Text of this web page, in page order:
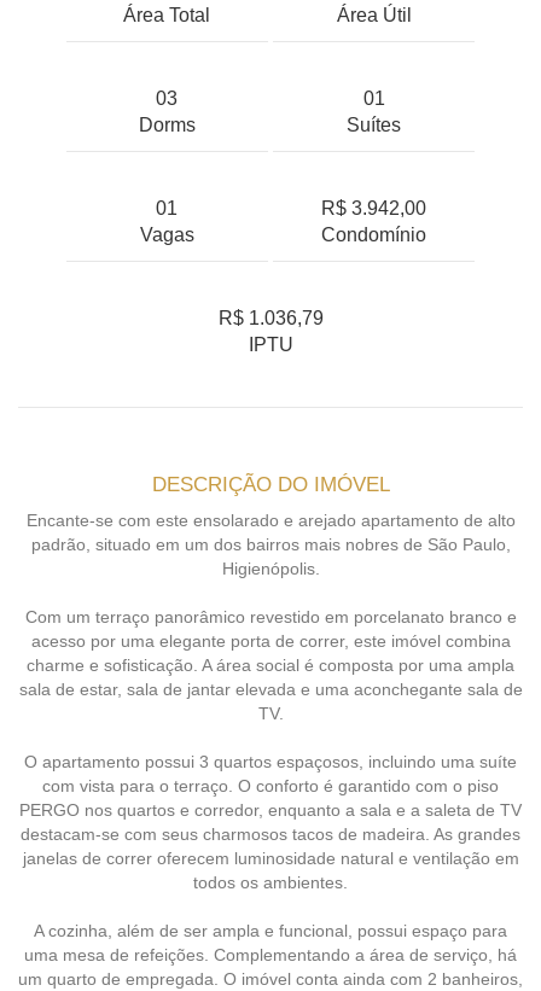
Área Total
Área Útil
03
Dorms
01
Suítes
01
Vagas
R$ 3.942,00
Condomínio
R$ 1.036,79
IPTU
DESCRIÇÃO DO IMÓVEL
Encante-se com este ensolarado e arejado apartamento de alto
padrão, situado em um dos bairros mais nobres de São Paulo,
Higienópolis.
Com um terraço panorâmico revestido em porcelanato branco e
acesso por uma elegante porta de correr, este imóvel combina
charme e sofisticação. A área social é composta por uma ampla
sala de estar, sala de jantar elevada e uma aconchegante sala de
TV.
O apartamento possui 3 quartos espaçosos, incluindo uma suíte
com vista para o terraço. O conforto é garantido com o piso
PERGO nos quartos e corredor, enquanto a sala e a saleta de TV
destacam-se com seus charmosos tacos de madeira. As grandes
janelas de correr oferecem luminosidade natural e ventilação em
todos os ambientes.
A cozinha, além de ser ampla e funcional, possui espaço para
uma mesa de refeições. Complementando a área de serviço, há
um quarto de empregada. O imóvel conta ainda com 2 banheiros,